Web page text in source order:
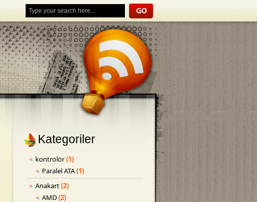
Kategoriler
kontrolör(1)
Paralel ATA(1)
Anakart(2)
AMD(2)